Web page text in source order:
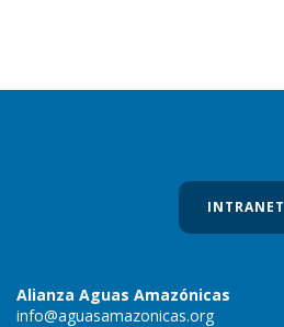
INTRANET
Alianza Aguas Amazónicas
info@aguasamazonicas.org